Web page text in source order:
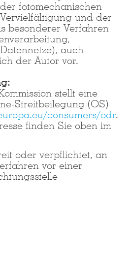
fotomechanischen
und der
besonderer Verfahren
auch
der Autor vor.
stellt eine
Streitbeilegung (OS)
consumers/odr.
finden Sie oben im
oder verpflichtet, an
vor einer